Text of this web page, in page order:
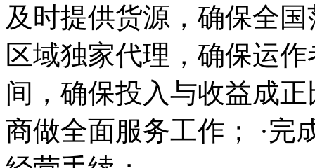
及时提供货源，确保全
区域独家代理，确保运
间，确保投入与收益成
商做全面服务工作； ·完